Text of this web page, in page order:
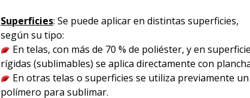
Superficies: Se puede aplicar en distintas superficies,
según su tipo:
En telas, con más de 70 % de poliéster, y en
rígidas (sublimables) se aplica directamente con
En otras telas o superficies se utiliza previamente un
polímero para sublimar.